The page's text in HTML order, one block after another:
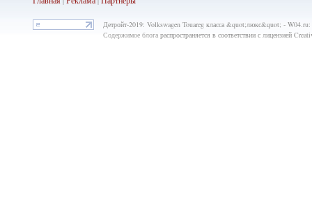
Детройт-2019: Volkswagen Touareg класса &quot;люкс&quot; - W04.ru:
Содержимое блогараспространяется в соответствии с лицензией